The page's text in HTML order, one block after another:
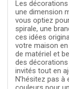
Les
une dimension
vous optiez
spirale, une
ces idées
votre maison en
de matériel et
des
invités tout en
N’hésitez pas